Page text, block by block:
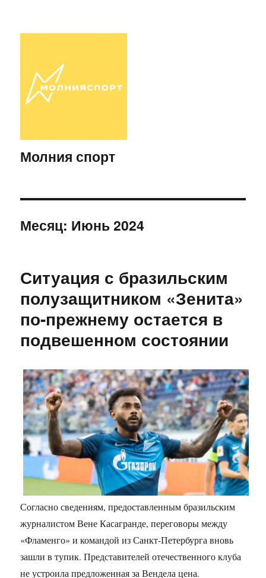
Молния спорт
Месяц: Июнь 2024
Ситуация с бразильским
полузащитником «Зенита»
по-прежнему остается в
подвешенном состоянии
Согласно сведениям, предоставленным бразильским
журналистом Вене Касагранде, переговоры между
«Фламенго» и командой из Санкт-Петербурга вновь
зашли в тупик. Представителей отечественного клуба
не устроила предложенная за Вендела цена.